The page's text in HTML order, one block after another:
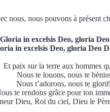
nous, nous pouvons à présent
Gloria in excelsis Deo, gloria
in excelsis Deo, gloria Deo
Et paix sur la terre aux hommes
Nous te louons, nous te
Nous t’adorons, nous te
te rendons grâce pour ton
Dieu, Roi du ciel, Dieu le